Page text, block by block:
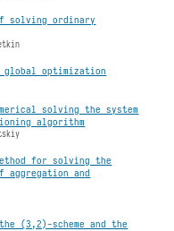
solving ordinary
optimization
solving the system
algorithm
for solving the
aggregation and
(3,2)-scheme and the